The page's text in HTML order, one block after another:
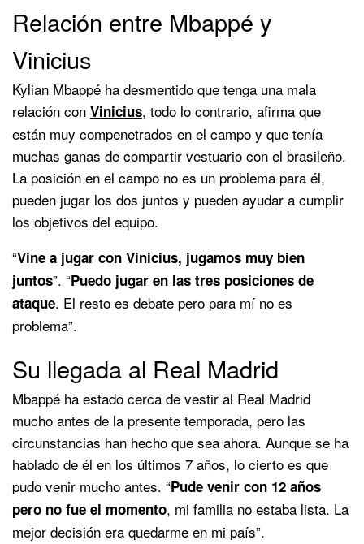
Relación entre Mbappé y
Vinicius
Kylian Mbappé ha desmentido que tenga una mala
relación con Vinicius, todo lo contrario, afirma que
están muy compenetrados en el campo y que tenía
muchas ganas de compartir vestuario con el brasileño.
La posición en el campo no es un problema para él,
pueden jugar los dos juntos y pueden ayudar a cumplir
los objetivos del equipo.
“Vine a jugar con Vinicius, jugamos muy bien
juntos”. “Puedo jugar en las tres posiciones de
ataque. El resto es debate pero para mí no es
problema”.
Su llegada al Real Madrid
Mbappé ha estado cerca de vestir al Real Madrid
mucho antes de la presente temporada, pero las
circunstancias han hecho que sea ahora. Aunque se ha
hablado de él en los últimos 7 años, lo cierto es que
pudo venir mucho antes. “Pude venir con 12 años
pero no fue el momento, mi familia no estaba lista. La
mejor decisión era quedarme en mi país”.